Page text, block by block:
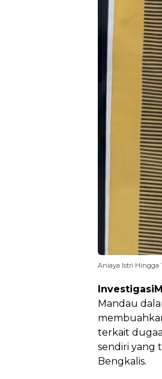
Aniaya Istri Hingga
Mandau
terkait
sendiri yang
Bengkalis.